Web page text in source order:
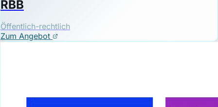
RBB
Öffentlich-rechtlich
Zum Angebot